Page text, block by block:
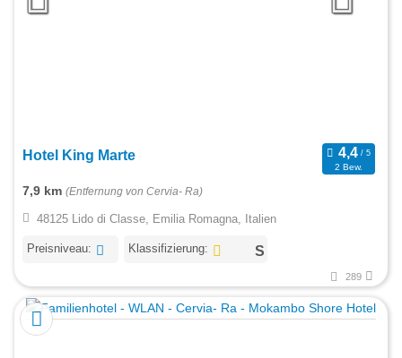
Hotel King Marte
2 Bew.
7,9 km (Entfernung von Cervia- Ra)
48125 Lido di Classe, Emilia Romagna, Italien
Preisniveau: Klassifizierung:
289